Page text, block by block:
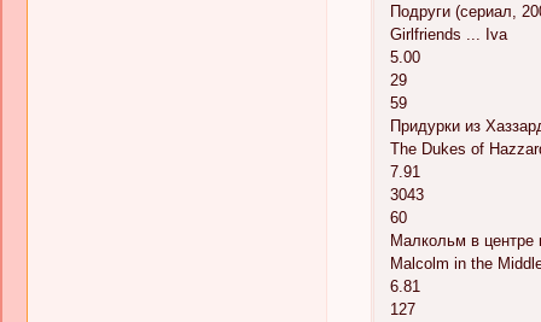
Подруги (сериал,
Girlfriends ... Iva
5.00
29
59
Придурки из
The Dukes of
7.91
3043
60
Малкольм в центре
Malcolm in the
6.81
127